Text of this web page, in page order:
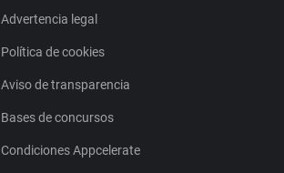
Advertencia legal
Política de cookies
Aviso de transparencia
Bases de concursos
Condiciones Appcelerate